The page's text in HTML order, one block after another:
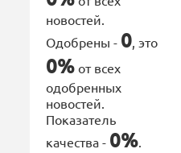
новостей.
Одобрены - 0, это
0% от всех
одобренных
новостей.
Показатель
качества - 0%.